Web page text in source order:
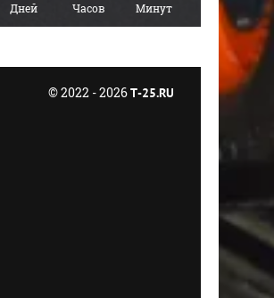
Дней Часов Минут
© 2022 - 2026T-25.RU